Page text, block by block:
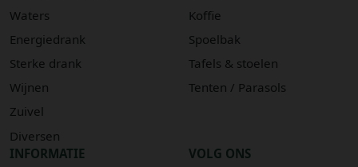
Waters
Energiedrank
Sterke drank
Wijnen
Zuivel
Diversen
Koffie
Spoelbak
Tafels & stoelen
Tenten / Parasols
INFORMATIE VOLG ONS